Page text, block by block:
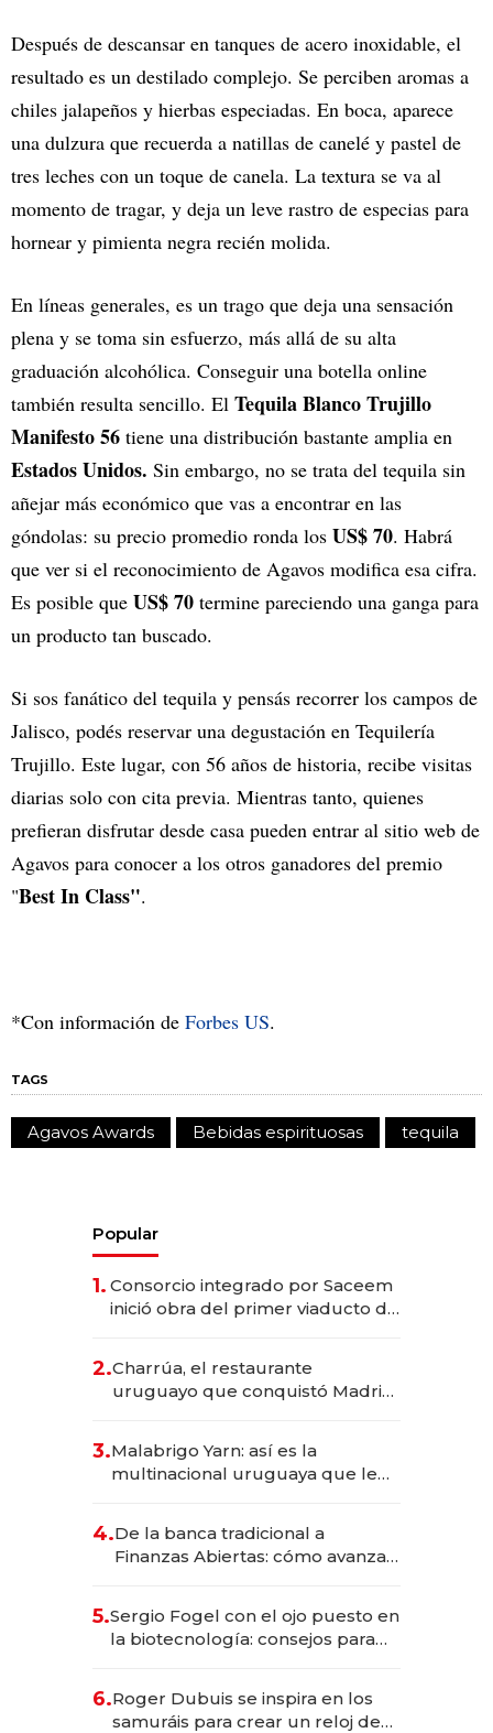
Después de descansar en tanques de acero inoxidable, el
resultado es un destilado complejo. Se perciben aromas a
chiles jalapeños y hierbas especiadas. En boca, aparece
una dulzura que recuerda a natillas de canelé y pastel de
tres leches con un toque de canela. La textura se va al
momento de tragar, y deja un leve rastro de especias para
hornear y pimienta negra recién molida.
En líneas generales, es un trago que deja una sensación
plena y se toma sin esfuerzo, más allá de su alta
graduación alcohólica. Conseguir una botella online
también resulta sencillo. El Tequila Blanco Trujillo
Manifesto 56 tiene una distribución bastante amplia en
Estados Unidos. Sin embargo, no se trata del tequila sin
añejar más económico que vas a encontrar en las
góndolas: su precio promedio ronda los US$ 70. Habrá
que ver si el reconocimiento de Agavos modifica esa cifra.
Es posible que US$ 70 termine pareciendo una ganga para
un producto tan buscado.
Si sos fanático del tequila y pensás recorrer los campos de
Jalisco, podés reservar una degustación en Tequilería
Trujillo. Este lugar, con 56 años de historia, recibe visitas
diarias solo con cita previa. Mientras tanto, quienes
prefieran disfrutar desde casa pueden entrar al sitio web de
Agavos para conocer a los otros ganadores del premio
"Best In Class".
*Con información de Forbes US.
TAGS
Agavos Awards Bebidas espirituosas tequila
Popular
1. Consorcio integrado por Saceem
inició obra del primer viaducto de
millones
2.Charrúa, el restaurante
uruguayo que conquistó Madrid:
anticipación y prepara apertura
3.Malabrigo Yarn: así es la
multinacional uruguaya que le
4.De la banca tradicional a
Finanzas Abiertas: cómo avanza
5.Sergio Fogel con el ojo puesto en
la biotecnología: consejos para
6.Roger Dubuis se inspira en los
samuráis para crear un reloj de